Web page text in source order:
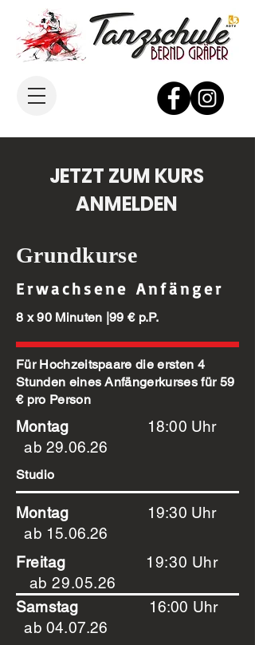
JETZT ZUM KURS
ANMELDEN
Grundkurse
Erwachsene Anfänger
8 x 90 Minuten |99 € p.P.
Für Hochzeitspaare die ersten 4
Stunden eines Anfängerkurses für 59
€ pro Person
Montag
18:00 Uhr
ab 29.06.26
Studio
Montag
19:30 Uhr
ab 15.06.26
Freitag
19:30 Uhr
ab 29.05.26
Samstag
16:00 Uhr
ab 04.07.26